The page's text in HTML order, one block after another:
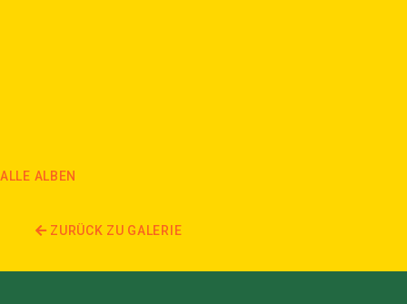
ALLE ALBEN
ZURÜCK ZU GALERIE